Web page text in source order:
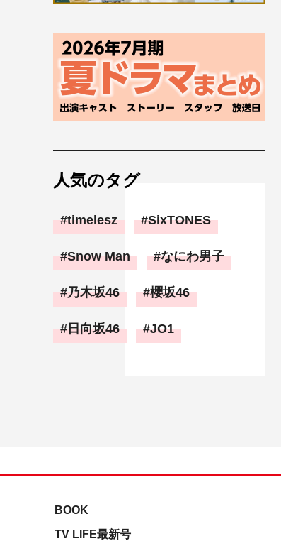
人気のタグ
timelesz SixTONES
Snow Man なにわ男子
乃木坂46 櫻坂46
日向坂46 JO1
BOOK
TV LIFE最新号